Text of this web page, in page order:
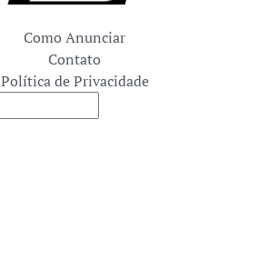
Como Anunciar
Contato
Política de Privacidade